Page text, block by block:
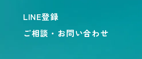
LINE登録
ご相談・お問い合わせ